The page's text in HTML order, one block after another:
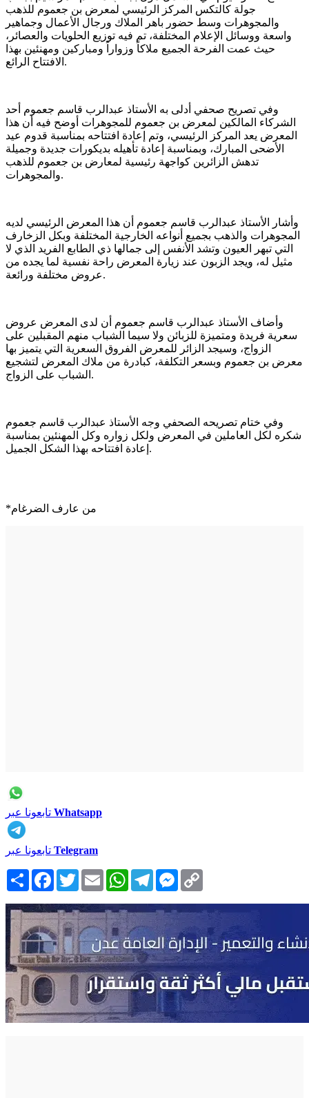
جولة كالتكس المركز الرئيسي لمعرض بن جعموم للذهب
والمجوهرات وسط حضور باهر الملاك ورجال الأعمال وجماهير
واسعة ووسائل الإعلام المختلفة، تم فيه توزيع الحلويات والعصائر،
حيث عمت الفرحة الجميع ملاكاً وزواراً ومباركين ومهنئين بهذا
الافتتاح الرائع.
وفي تصريح صحفي أدلى به الأستاذ عبدالرب قاسم جعموم أحد
الشركاء المالكين لمعرض بن جعموم للمجوهرات أوضح فيه أن هذا
المعرض يعد المركز الرئيسي، وتم إعادة افتتاحه بمناسبة قدوم عيد
الأضحى المبارك، وبمناسبة إعادة تأهيله بديكورات جديدة وجميلة
تدهش الزائرين كواجهة رئيسية لمعارض بن جعموم للذهب
والمجوهرات.
وأشار الأستاذ عبدالرب قاسم جعموم أن هذا المعرض الرئيسي لديه
المجوهرات والذهب بجميع أنواعه الخارجية المختلفة وبكل الزخارف
التي تبهر العيون وتشد الأنفس إلى جمالها ذي الطابع الفريد الذي لا
مثيل له، ويجد الزبون عند زيارة المعرض راحة نفسية لما يجده من
عروض مختلفة ورائعة.
وأضاف الأستاذ عبدالرب قاسم جعموم أن لدى المعرض عروض
سعرية فريدة ومتميزة للزبائن ولا سيما الشباب منهم المقبلين على
الزواج، وسيجد الزائر للمعرض الفروق السعرية التي يتميز بها
معرض بن جعموم وبسعر التكلفة، كبادرة من ملاك المعرض لتشجيع
الشباب على الزواج.
وفي ختام تصريحه الصحفي وجه الأستاذ عبدالرب قاسم جعموم
شكره لكل العاملين في المعرض ولكل زواره وكل المهنئين بمناسبة
إعادة افتتاحه بهذا الشكل الجميل.
*من عارف الضرغام
Whatsapp
Telegram
انشر Facebook
TwitterEmail WhatsAppTelegramMessenger